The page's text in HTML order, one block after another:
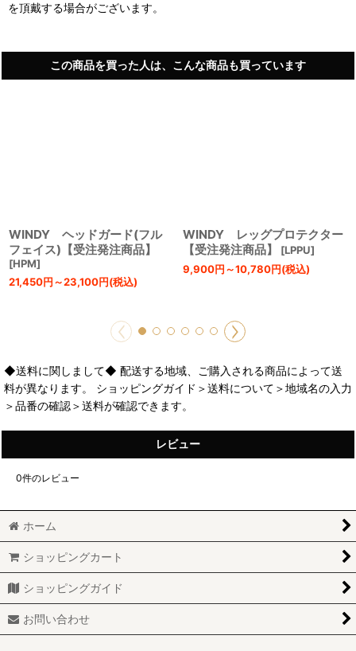
を頂戴する場合がございます。
この商品を買った人は、こんな商品も買っています
WINDY ヘッドガード(フル
フェイス)【受注発注商品】
[HPM]
21,450円～23,100円(税込)
WINDY レッグプロテクター
【受注発注商品】
[LPPU]
9,900円～10,780円(税込)
◆送料に関しまして◆ 配送する地域、ご購入される商品によって送
料が異なります。 ショッピングガイド＞送料について＞地域名の入力
＞品番の確認＞送料が確認できます。
レビュー
0件のレビュー
ホーム
ショッピングカート
ショッピングガイド
お問い合わせ